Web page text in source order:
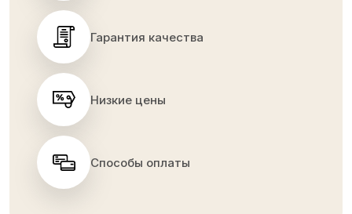
Гарантия качества
Низкие цены
Способы оплаты